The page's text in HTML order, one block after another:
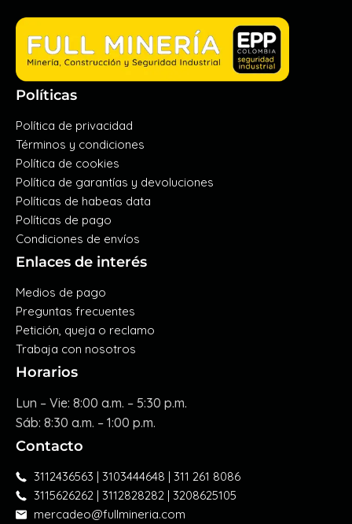
Políticas
Política de privacidad
Términos y condiciones
Política de cookies
Política de garantías y devoluciones
Políticas de habeas data
Políticas de pago
Condiciones de envíos
Enlaces de interés
Medios de pago
Preguntas frecuentes
Petición, queja o reclamo
Trabaja con nosotros
Horarios
Lun – Vie: 8:00 a.m. – 5:30 p.m.
Sáb: 8:30 a.m. – 1:00 p.m.
Contacto
3112436563 | 3103444648 | 311 261 8086
3115626262 | 3112828282 | 3208625105
mercadeo@fullmineria.com